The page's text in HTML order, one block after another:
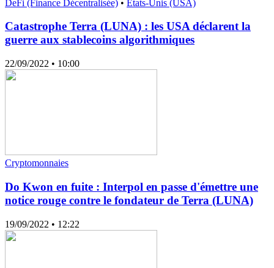
DeFi (Finance Décentralisée) • États-Unis (USA)
Catastrophe Terra (LUNA) : les USA déclarent la
guerre aux stablecoins algorithmiques
22/09/2022 • 10:00
Cryptomonnaies
Do Kwon en fuite : Interpol en passe d'émettre une
notice rouge contre le fondateur de Terra (LUNA)
19/09/2022 • 12:22